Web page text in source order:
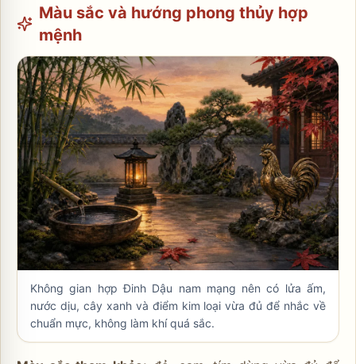
Màu sắc và hướng phong thủy hợp
mệnh
Không gian hợp Đinh Dậu nam mạng nên có lửa ấm,
nước dịu, cây xanh và điểm kim loại vừa đủ để nhắc về
chuẩn mực, không làm khí quá sắc.